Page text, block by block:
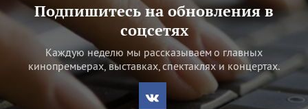
Подпишитесь на обновления в
соцсетях
Каждую неделю мы рассказываем о главных
кинопремьерах, выставках, спектаклях и концертах.